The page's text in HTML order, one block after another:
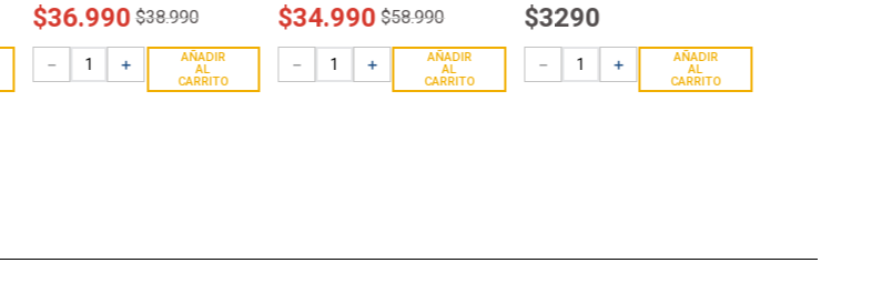
$36.990 $38.990
＋
－
AÑADIR
AL
CARRITO
$34.990 $58.990
＋
－
AÑADIR
AL
CARRITO
$3290
＋
－
AÑADIR
AL
CARRITO